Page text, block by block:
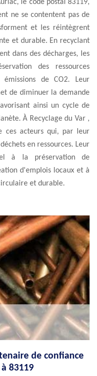
le code postal 83119,
ne se contentent pas de
et les réintègrent
et durable. En recyclant
dans des décharges, les
des ressources
de CO2. Leur
de diminuer la demande
ainsi un cycle de
À Recyclage du Var ,
ces acteurs qui, par leur
en ressources. Leur
à la préservation de
d'emplois locaux et à
et durable.
de confiance
83119